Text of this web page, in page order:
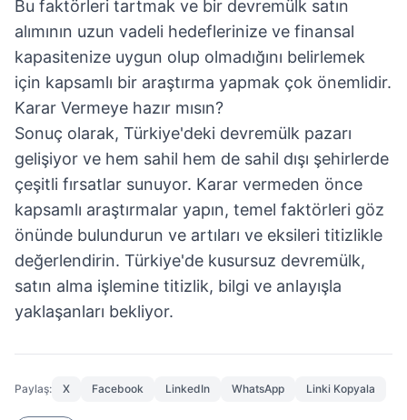
Bu faktörleri tartmak ve bir devremülk satın
alımının uzun vadeli hedeflerinize ve finansal
kapasitenize uygun olup olmadığını belirlemek
için kapsamlı bir araştırma yapmak çok önemlidir.
Karar Vermeye hazır mısın?
Sonuç olarak, Türkiye'deki devremülk pazarı
gelişiyor ve hem sahil hem de sahil dışı şehirlerde
çeşitli fırsatlar sunuyor. Karar vermeden önce
kapsamlı araştırmalar yapın, temel faktörleri göz
önünde bulundurun ve artıları ve eksileri titizlikle
değerlendirin. Türkiye'de kusursuz devremülk,
satın alma işlemine titizlik, bilgi ve anlayışla
yaklaşanları bekliyor.
Paylaş: X Facebook LinkedIn WhatsApp Linki Kopyala